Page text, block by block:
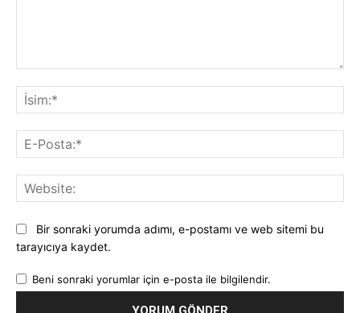
Bir sonraki yorumda adımı, e-postamı ve web sitemi bu
tarayıcıya kaydet.
Beni sonraki yorumlar için e-posta ile bilgilendir.